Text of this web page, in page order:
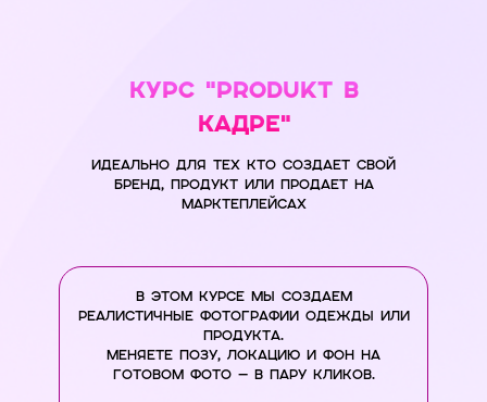
КУРС "produkt в
кадре"
В ЭТОМ КУРСЕ МЫ СОЗДАЕМ
реалистичные фотографии одежды ИЛИ
ПРОДУКТА.
Меняете позу, локацию и фон на
готовом фото — в пару кликов.
ИДЕАЛЬНО ДЛЯ ТЕХ КТО СОЗДАЕТ СВОЙ
БРЕНД, ПРОДУКТ ИЛИ ПРОДАЕТ НА
МАРКТЕПЛЕЙСАХ